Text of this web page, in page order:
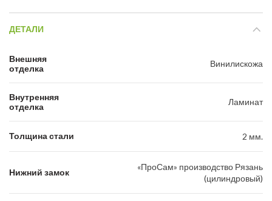
ДЕТАЛИ
Внешняя
отделка
Винилискожа
Внутренняя
отделка
Ламинат
Толщина стали 2 мм.
Нижний замок
«ПроСам» производство Рязань
(цилиндровый)